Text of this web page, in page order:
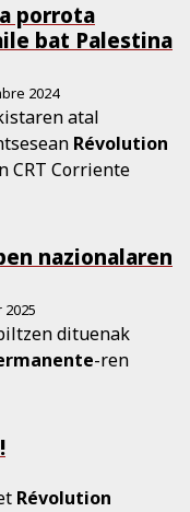
porrota
bat Palestina
2024
atal
Révolution
CRT Corriente
nazionalaren
dituenak
-ren
Révolution